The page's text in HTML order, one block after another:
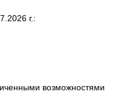
г.:
возможностями